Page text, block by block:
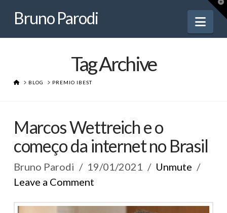
Bruno
Parodi
Bruno Parodi
Tag Archive
HOME
BLOG PREMIO IBEST
Marcos Wettreich e o
começo da internet no Brasil
Bruno Parodi 19/01/2021
Unmute
Leave a Comment